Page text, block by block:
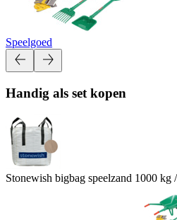
Speelgoed
Handig als set kopen
Stonewish bigbag speelzand 1000 kg